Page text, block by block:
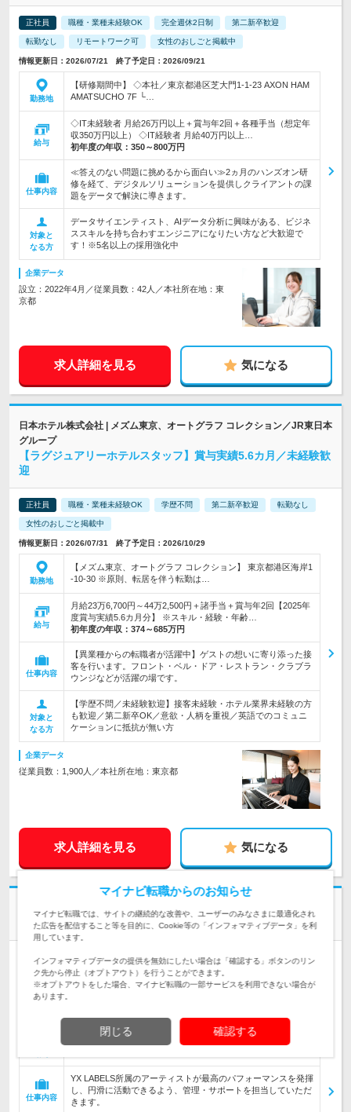
正社員 職種・業種未経験OK 完全週休2日制 第二新卒歓迎
転勤なし リモートワーク可 女性のおしごと掲載中
情報更新日：2026/07/21 終了予定日：2026/09/21
勤務地
【研修期間中】 ◇本社／東京都港区芝大門1-1-23 AXON HAM
AMATSUCHO 7F └…
給与
◇IT未経験者 月給26万円以上＋賞与年2回＋各種手当（想定年
収350万円以上） ◇IT経験者 月給40万円以上…
初年度の年収： 350～800万円
仕事内容
≪答えのない問題に挑めるから面白い≫2ヵ月のハンズオン研
修を経て、デジタルソリューションを提供しクライアントの課
題をデータで解決に導きます。
対象と
なる方
データサイエンティスト、AIデータ分析に興味がある、ビジネ
ススキルを持ち合わすエンジニアになりたい方など大歓迎で
す！※5名以上の採用強化中
企業データ
設立：2022年4月／従業員数：42人／本社所在地：東
京都
求人詳細を見る 気になる
日本ホテル株式会社 | メズム東京、オートグラフ コレクション／JR東日本
グループ
【ラグジュアリーホテルスタッフ】賞与実績5.6カ月／未経験歓
迎
正社員 職種・業種未経験OK 学歴不問 第二新卒歓迎 転勤なし
女性のおしごと掲載中
情報更新日：2026/07/31 終了予定日：2026/10/29
勤務地
【メズム東京、オートグラフ コレクション】 東京都港区海岸1
-10-30 ※原則、転居を伴う転勤は…
給与
月給23万6,700円～44万2,500円＋諸手当＋賞与年2回【2025年
度賞与実績5.6カ月分】 ※スキル・経験・年齢…
初年度の年収： 374～685万円
仕事内容
【異業種からの転職者が活躍中】ゲストの想いに寄り添った接
客を行います。フロント・ベル・ドア・レストラン・クラブラ
ウンジなどが活躍の場です。
対象と
なる方
【学歴不問／未経験歓迎】接客未経験・ホテル業界未経験の方
も歓迎／第二新卒OK／意欲・人柄を重視／英語でのコミュニ
ケーションに抵抗が無い方
企業データ
従業員数：1,900人／本社所在地：東京都
求人詳細を見る 気になる
株式会社YX LABELS
アーティストマネージャー
正社員 職種・業種未経験OK 完全週休2日制 転勤なし
情報更新日：2026/08/04 終了予定日：2026/10/05
年俸制310万円以上 ・前職での給与を考慮のうえ、相談の上決
仕事内容
YX LABELS所属のアーティストが最高のパフォーマンスを発揮
し、円滑に活動できるよう、管理・サポートを担当していただ
きます。
マイナビ転職からのお知らせ
マイナビ転職では、サイトの継続的な改善や、ユーザーのみなさまに最適化され
た広告を配信すること等を目的に、Cookie等の「インフォマティブデータ」を利
用しています。
インフォマティブデータの提供を無効にしたい場合は「確認する」ボタンのリン
ク先から停止（オプトアウト）を行うことができます。
※オプトアウトをした場合、マイナビ転職の一部サービスを利用できない場合が
あります。
閉じる 確認する